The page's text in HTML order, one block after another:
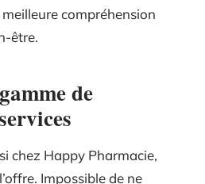
compréhension
être.
de
chez Happy Pharmacie,
Impossible de ne